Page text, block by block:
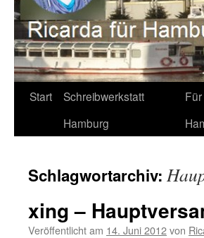
Start
Schreibwerkstatt
Hamburg
Für
Schlagwortarchiv:
xing –
Veröffentlicht am 14. Juni 2012von